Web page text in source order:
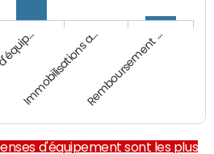
Immobilisations a…Remboursement …
d'équipement sont les plus